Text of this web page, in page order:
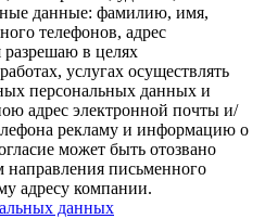
данные: фамилию, имя,
телефонов, адрес
в целях
услугах осуществлять
персональных данных и
адрес электронной почты и/
рекламу и информацию о
может быть отозвано
письменного
адресу компании.
данных